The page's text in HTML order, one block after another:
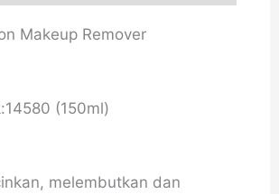
Makeup Remover
(150ml)
melembutkan dan